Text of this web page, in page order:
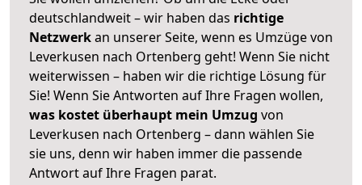
deutschlandweit – wir haben das richtige
Netzwerkan unserer Seite, wenn es Umzüge von
Leverkusen nach Ortenberg geht! Wenn Sie nicht
weiterwissen – haben wir die richtige Lösung für
Sie! Wenn Sie Antworten auf Ihre Fragen wollen,
was kostet überhaupt mein Umzug von
Leverkusen nach Ortenberg – dann wählen Sie
sie uns, denn wir haben immer die passende
Antwort auf Ihre Fragen parat.